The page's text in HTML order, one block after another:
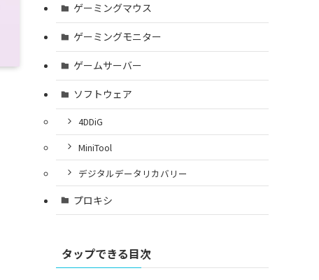
ゲーミングマウス
ゲーミングモニター
ゲームサーバー
ソフトウェア
4DDiG
MiniTool
デジタルデータリカバリー
プロキシ
タップできる目次